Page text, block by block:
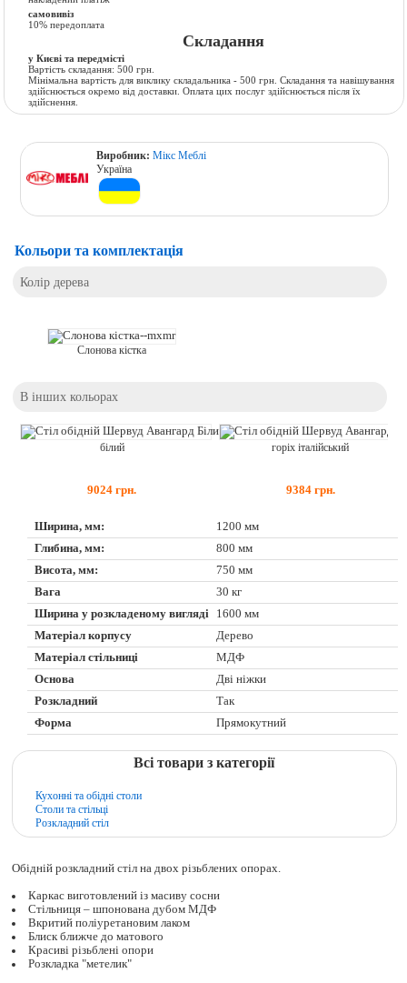
самовивіз
10% передоплата
Складання
у Києві та передмісті
Вартість складання: 500 грн.
Мінімальна вартість для виклику складальника - 500 грн. Складання та навішування
здійснюється окремо від доставки. Оплата цих послуг здійснюється після їх
здійснення.
Виробник:Мікс Меблі
Україна
Кольори та комплектація
Колір дерева
Слонова кістка
В інших кольорах
білий
9024 грн.
горіх італійський
9384 грн.
Ширина, мм:
1200 мм
Глибина, мм:
800 мм
Висота, мм:
750 мм
Вага
30 кг
Ширина у розкладеному вигляді
1600 мм
Матеріал корпусу
Дерево
Матеріал стільниці
МДФ
Основа
Дві ніжки
Розкладний
Так
Форма
Прямокутний
Всі товари з категорії
Кухонні та обідні столи
Столи та стільці
Розкладний стіл
Обідній розкладний стіл на двох різьблених опорах.
Каркас виготовлений із масиву сосни
Стільниця – шпонована дубом МДФ
Вкритий поліуретановим лаком
Блиск ближче до матового
Красиві різьблені опори
Розкладка "метелик"